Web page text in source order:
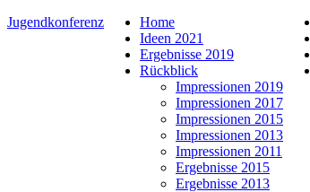
Jugendkonferenz
Home
Ideen 2021
Ergebnisse 2019
Rückblick
Impressionen 2019
Impressionen 2017
Impressionen 2015
Impressionen 2013
Impressionen 2011
Ergebnisse 2015
Ergebnisse 2013